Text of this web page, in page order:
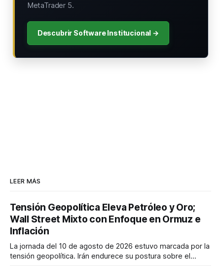
MetaTrader 5.
Descubrir Software Institucional →
LEER MÁS
Tensión Geopolítica Eleva Petróleo y Oro;
Wall Street Mixto con Enfoque en Ormuz e
Inflación
La jornada del 10 de agosto de 2026 estuvo marcada por la
tensión geopolítica. Irán endurece su postura sobre el